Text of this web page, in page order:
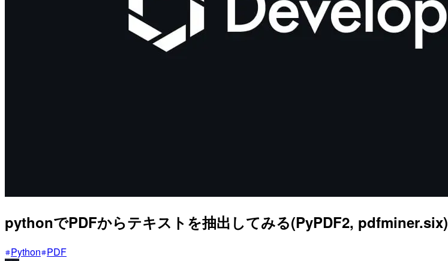
pythonでPDFからテキストを抽出してみる(PyPDF2, pdfminer.six)
Python PDF